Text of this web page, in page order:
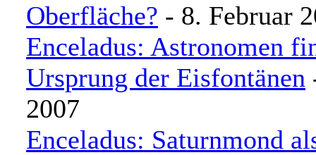
Oberfläche? - 8. Februar
Enceladus: Astronomen
Ursprung der Eisfontänen
2007
Enceladus: Saturnmond